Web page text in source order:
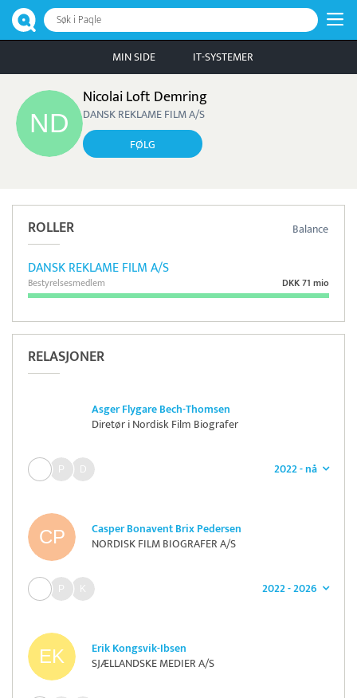
Søk i Paqle
MIN SIDE IT-SYSTEMER
Nicolai Loft Demring
DANSK REKLAME FILM A/S
FØLG
Balance
ROLLER
DANSK REKLAME FILM A/S
DKK 71 mio
Bestyrelsesmedlem
RELASJONER
Asger Flygare Bech-Thomsen
Diretør i Nordisk Film Biografer
2022 - nå
Casper Bonavent Brix Pedersen
NORDISK FILM BIOGRAFER A/S
2022 - 2026
Erik Kongsvik-Ibsen
SJÆLLANDSKE MEDIER A/S